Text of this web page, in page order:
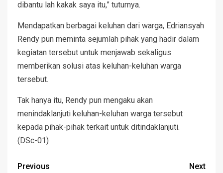
dibantu lah kakak saya itu,” tuturnya.
Mendapatkan berbagai keluhan dari warga, Edriansyah
Rendy pun meminta sejumlah pihak yang hadir dalam
kegiatan tersebut untuk menjawab sekaligus
memberikan solusi atas keluhan-keluhan warga
tersebut.
Tak hanya itu, Rendy pun mengaku akan
menindaklanjuti keluhan-keluhan warga tersebut
kepada pihak-pihak terkait untuk ditindaklanjuti.
(DSc-01)
Previous
Next